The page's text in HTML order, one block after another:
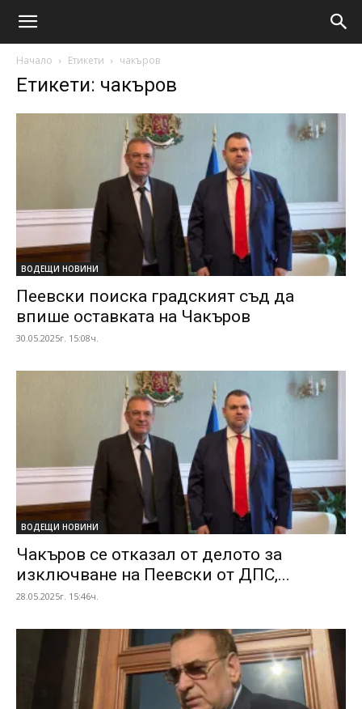
Начало Етикети чакъров
Етикети: чакъров
ВОДЕЩИ НОВИНИ
Пеевски поиска градският съд да
впише оставката на Чакъров
30.05.2025г. 15:08ч.
ВОДЕЩИ НОВИНИ
Чакъров се отказал от делото за
изключване на Пеевски от ДПС,...
28.05.2025г. 15:46ч.